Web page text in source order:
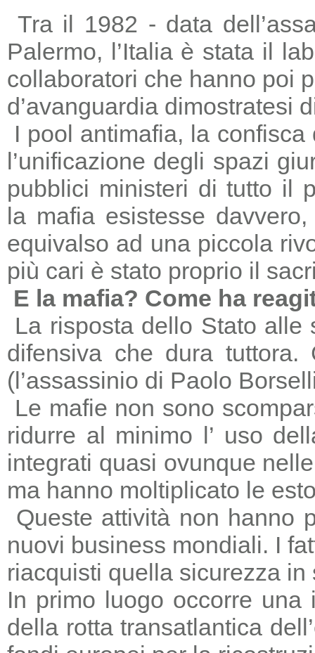
Tra il 1982 - data
Palermo, l’Italia è stata il
collaboratori che hanno poi
d’avanguardia dimostratesi
I pool antimafia, la
l’unificazione degli spazi
pubblici ministeri di tutto il
la mafia esistesse
equivalso ad una piccola
più cari è stato proprio il
E la mafia? Come ha
La risposta dello Stato alle
difensiva che dura
(l’assassinio di Paolo
Le mafie non sono
ridurre al minimo l’ uso
integrati quasi ovunque
ma hanno moltiplicato le
Queste attività non hanno
nuovi business mondiali. I
riacquisti quella sicurezza
In primo luogo occorre
della rotta transatlantica